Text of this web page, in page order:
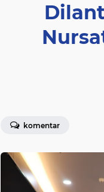
komentar